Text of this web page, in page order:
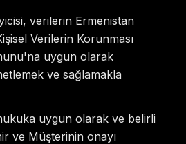
verilerin Ermenistan
Verilerin Korunması
uygun olarak
ve sağlamakla
uygun olarak ve belirli
ve Müşterinin onayı